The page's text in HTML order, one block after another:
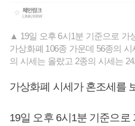
▲ 19일 오후 6시1분 기준으로 가
가상화폐 106종 가운데 56종의
의 시세는 올랐고 2종의 시세는
가상화폐 시세가 혼조세를
19일 오후 6시1분 기준으로